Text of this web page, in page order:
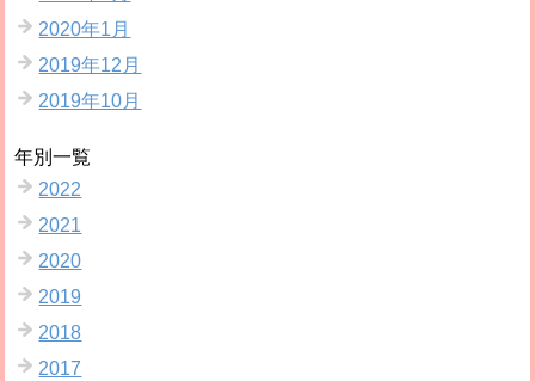
2020年1月
2019年12月
2019年10月
年別一覧
2022
2021
2020
2019
2018
2017